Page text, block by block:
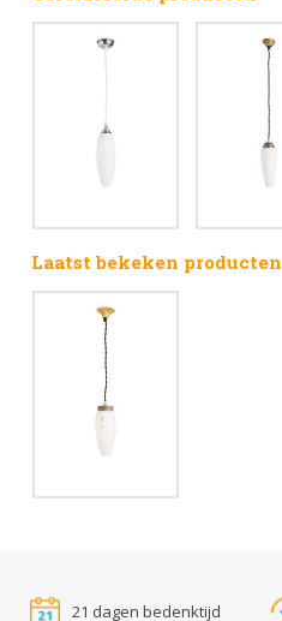
Laatst bekeken producten
21 dagen bedenktijd